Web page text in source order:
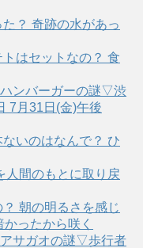
？ 奇跡の水があっ
はセットなの？ 食
ンバーガーの謎▽渋
7月31日(金)午後
いのはなんで？ ひ
人間のもとに取り戻
朝の明るさを感じ
ったから咲く
サガオの謎▽歩行者